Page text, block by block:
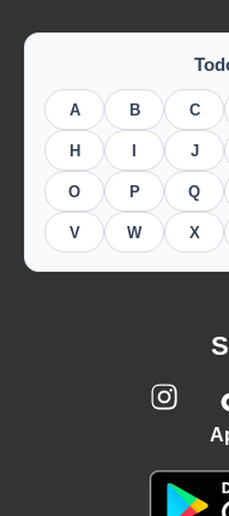
A B C
H J
O P Q
V W X